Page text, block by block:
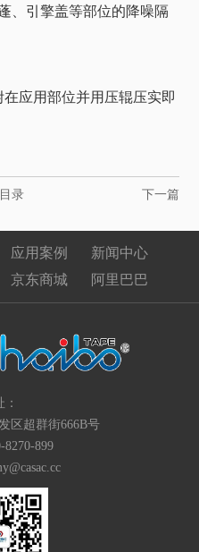
引擎盖等部位的降噪隔
应用部位并用压辊压实即
录 下一篇
应用案例
新闻中心
京东商城 阿里巴巴
区超群街666B号
8270-899